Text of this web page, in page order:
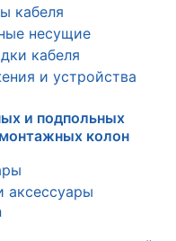
кабеля
несущие
кабеля
и устройства
и подпольных
колон
аксессуары